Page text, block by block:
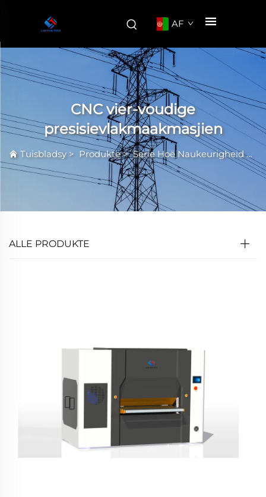
AF
CNC vier-voudige
presisievlakmaakmasjien
Tuisbladsy > Produkte>Serie Hoë Naukeurigheid Vlakmaakmasjiene
ALLE PRODUKTE